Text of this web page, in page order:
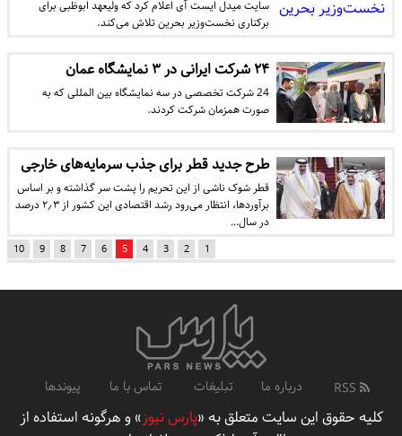
سایت میدل ایست آی اعلام کرد که ولیعهد ابوظبی برای
برکناری نخست‌وزیر بحرین تلاش می‌کند.
۲۴ شرکت ایرانی در ۳ نمایشگاه عمان
24 شرکت تخصصی در سه نمایشگاه بین المللی که به
صورت همزمان شرکت کردند.
طرح جدید قطر برای جذب سرمایه‌های خارجی
قطر شوک ناشی از این تحریم را پشت سر گذاشته و بر اساس
برآوردها، انتظار می‌رود رشد اقتصادی این کشور از ۲٫۳ درصد
در سال…
1
2
3
4
5
6
7
8
9
10
درباره ما تبلیغات تماس با ما پیوندها
کلیه حقوق این سایت متعلق به «پارس نیوز» و هرگونه استفاده از